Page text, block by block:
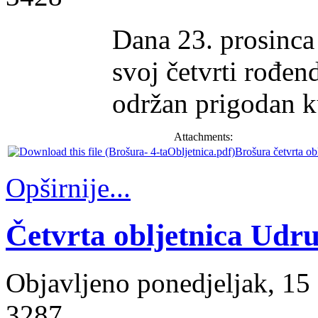
Dana 23.
svoj četvrti
održan prigodan
Attachments:
Brošura četvrta
Opširnije...
Četvrta obljetnica
Objavljeno ponedjeljak, 15